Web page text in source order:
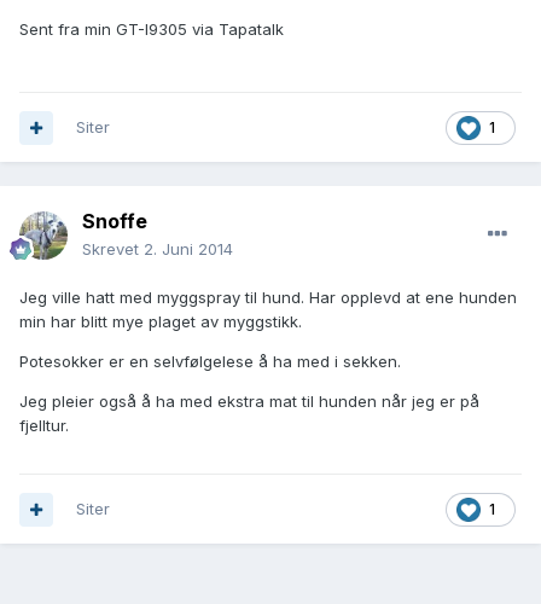
Sent fra min GT-I9305 via Tapatalk
1
Siter
Snoffe
Skrevet 2. Juni 2014
Jeg ville hatt med myggspray til hund. Har opplevd at ene hunden
min har blitt mye plaget av myggstikk.
Potesokker er en selvfølgelese å ha med i sekken.
Jeg pleier også å ha med ekstra mat til hunden når jeg er på
fjelltur.
1
Siter